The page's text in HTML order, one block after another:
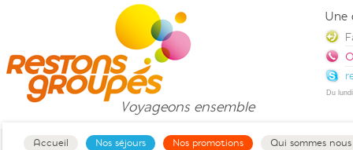
Voyageons ensemble
Accueil Nos séjours Nos promotions Qui sommes
Une
Du